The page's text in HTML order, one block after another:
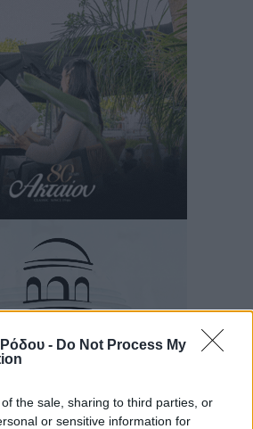
- Do Not Process My
the sale, sharing to third parties, or
or sensitive information for